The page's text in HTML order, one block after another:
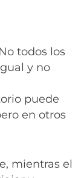
todos los
y no
puede
en otros
mientras el